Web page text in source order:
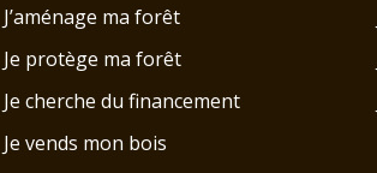
J’aménage ma forêt
Je protège ma forêt
Je cherche du financement
Je vends mon bois